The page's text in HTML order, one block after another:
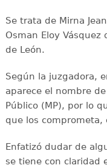
Se trata de Mirna
Osman Eloy Vásquez
de León.
Según la juzgadora,
aparece el nombre
Público (MP), por lo
que los comprometa,
Enfatizó dudar de
se tiene con claridad